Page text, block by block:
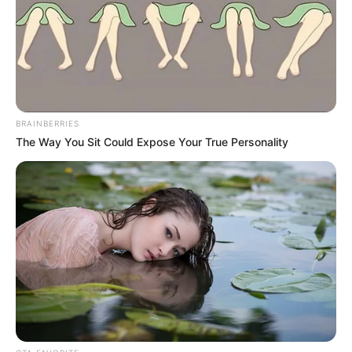
Τελευταία ενημέρωση
31/08/2024, 23:05 · 11:05 ΜΜ
Κοινοποίησε άρθρο
Ανακαλύψτε περισσότερα άρθρα στα αποτελέσματα
αναζήτησης.
BRAINBERRIES
The Way You Sit Could Expose Your True Personality